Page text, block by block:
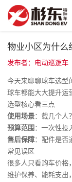
物业小区为什么
发布者：电动巡逻车
今天来聊聊球车选型
球车都能大大提升运
选型核心看三点
使用场景：载几个人
预算范围 ：一次性投
售后保障：配件是否
常见误区
很多人只看购车价格
维护保养、能耗支出